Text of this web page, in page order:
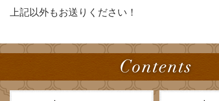
上記以外もお送りください！